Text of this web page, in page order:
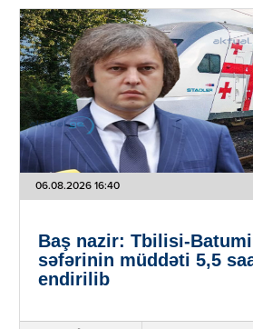
06.08.2026 16:40
Baş nazir: Tbilisi-
səfərinin müddəti 5,5
endirilib